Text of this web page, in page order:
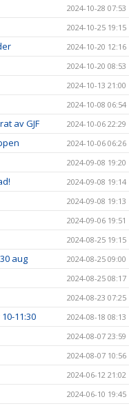
2024-10-28 07:53
2024-10-25 19:15
2024-10-20 12:16
2024-10-20 08:53
2024-10-13 21:00
2024-10-08 06:54
av GJF 2024-10-06 22:29
2024-10-06 06:26
2024-09-08 19:20
2024-09-08 19:14
2024-09-08 19:13
2024-09-06 19:51
2024-08-25 19:15
aug 2024-08-25 09:00
2024-08-25 08:17
2024-08-23 07:25
11:30 2024-08-18 08:13
2024-08-07 23:59
2024-08-07 10:56
2024-06-12 21:02
2024-06-10 19:45